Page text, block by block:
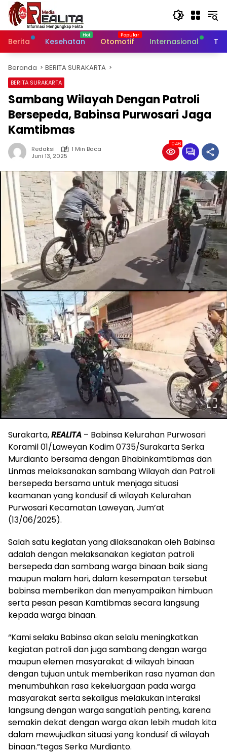
Langsung
konten
Berita
Kesehatan Otomotif Internasional
Beranda BERITA SURAKARTA
BERITA SURAKARTA
Sambang Wilayah Dengan Patroli
Bersepeda, Babinsa Purwosari Jaga
Kamtibmas
Redaksi
1 Min Baca
Juni 13, 2025
1046
Surakarta,REALITA – Babinsa Kelurahan Purwosari
Koramil 01/Laweyan Kodim 0735/Surakarta Serka
Murdianto bersama dengan Bhabinkamtibmas dan
Linmas melaksanakan sambang Wilayah dan Patroli
bersepeda bersama untuk menjaga situasi
keamanan yang kondusif di wilayah Kelurahan
Purwosari Kecamatan Laweyan, Jum’at
(13/06/2025).
Salah satu kegiatan yang dilaksanakan oleh Babinsa
adalah dengan melaksanakan kegiatan patroli
bersepeda dan sambang warga binaan baik siang
maupun malam hari, dalam kesempatan tersebut
babinsa memberikan dan menyampaikan himbuan
serta pesan pesan Kamtibmas secara langsung
kepada warga binaan.
“Kami selaku Babinsa akan selalu meningkatkan
kegiatan patroli dan juga sambang dengan warga
maupun elemen masyarakat di wilayah binaan
dengan tujuan untuk memberikan rasa nyaman dan
menumbuhkan rasa kekeluargaan pada warga
masyarakat serta sekaligus melakukan interaksi
langsung dengan warga sangatlah penting, karena
semakin dekat dengan warga akan lebih mudah kita
dalam mewujudkan situasi yang kondusif di wilayah
binaan.”tegas Serka Murdianto.